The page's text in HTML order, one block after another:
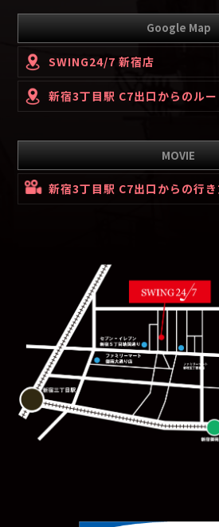
Google Map
SWING24/7 新宿店
新宿3丁目駅 C7出口からのルー
MOVIE
新宿3丁目駅 C7出口からの行